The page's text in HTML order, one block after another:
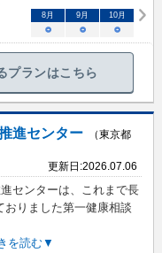
8月 9月 10月
○ ○ ○
プランはこちら
進センター
（東京都
更新日:2026.07.06
センターは、これまで長
おりました第一健康相談
を読む▼